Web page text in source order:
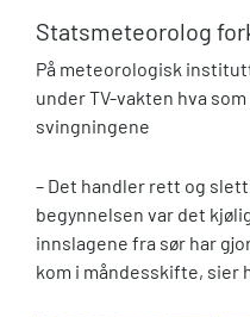
Statsmeteorolog
På meteorologisk
under TV-vakten hva
svingningene
– Det handler rett og
begynnelsen var det
innslagene fra sør har
kom i måndesskifte, sier